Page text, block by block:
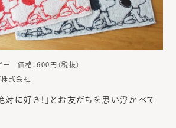
価格：600円（税抜）
株式会社
対に好き！」とお友だちを思い浮かべて